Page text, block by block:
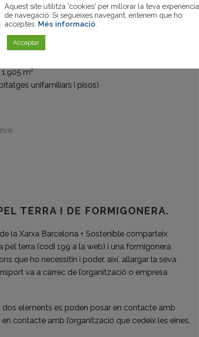
desenvolupadors i inversors.
m²
unifamiliars i pisos)
TERRA I DE FORMIGONERA.
la Xarxa Barcelona + Sostenible comparteix
pel terra (codi 199 a la web) i una formigonera
que ho necessitin i poder, així, allargar la seva
va a càrrec de l’organització o empresa
dos elements es poden posar en contacte amb
contacte amb l’organització que cedeix les eines.
Aquest site utilitza 'cookies' per millorar la teva experiència
de navegació. Si segueixes navegant, entenem que ho
acceptes. Més informació
Acceptar